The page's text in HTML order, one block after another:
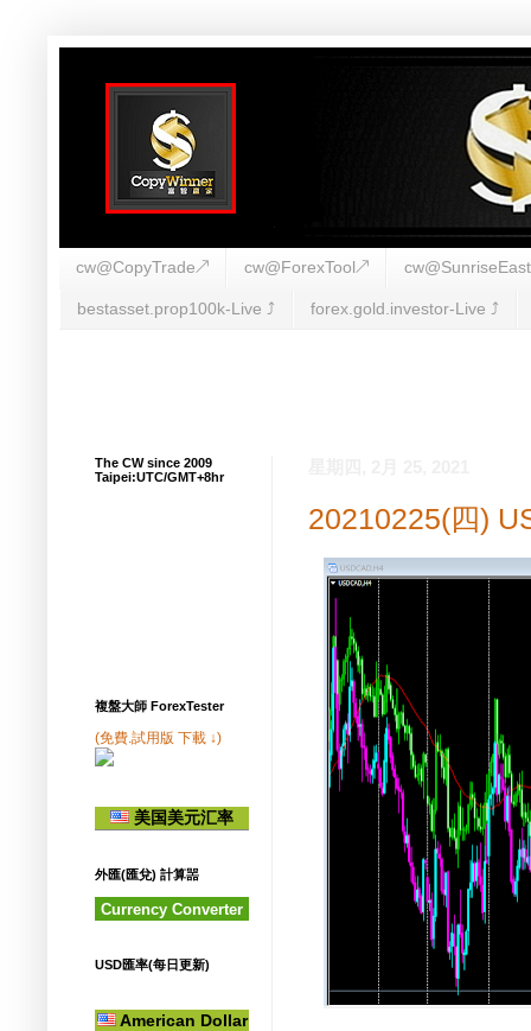
cw@CopyTrade↗ cw@ForexTool↗
bestasset.prop100k-Live ⤴︎ forex.gold.investor-Live ⤴︎
20210225(四)
The CW since 2009
Taipei:UTC/GMT+8hr
複盤大師 ForexTester
(免費.試用版 下載 ↓)
美国美元汇率
外匯(匯兌) 計算噐
Currency Converter
USD匯率(每日更新)
American Dollar